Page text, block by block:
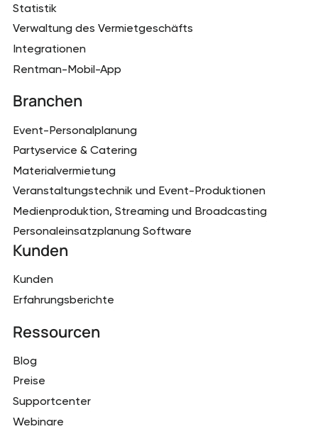
Statistik
Verwaltung des Vermietgeschäfts
Integrationen
Rentman-Mobil-App
Branchen
Event-Personalplanung
Partyservice & Catering
Materialvermietung
Veranstaltungstechnik und Event-Produktionen
Medienproduktion, Streaming und Broadcasting
Personaleinsatzplanung Software
Kunden
Kunden
Erfahrungsberichte
Ressourcen
Blog
Preise
Supportcenter
Webinare